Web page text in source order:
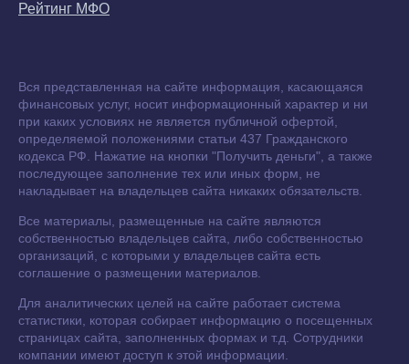
Рейтинг МФО
Вся представленная на сайте информация, касающаяся
финансовых услуг, носит информационный характер и ни
при каких условиях не является публичной офертой,
определяемой положениями статьи 437 Гражданского
кодекса РФ. Нажатие на кнопки "Получить деньги", а также
последующее заполнение тех или иных форм, не
накладывает на владельцев сайта никаких обязательств.
Все материалы, размещенные на сайте являются
собственностью владельцев сайта, либо собственностью
организаций, с которыми у владельцев сайта есть
соглашение о размещении материалов.
Для аналитических целей на сайте работает система
статистики, которая собирает информацию о посещенных
страницах сайта, заполненных формах и т.д. Сотрудники
компании имеют доступ к этой информации.